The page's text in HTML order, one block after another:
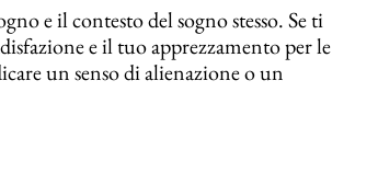
e il contesto del sogno stesso. Se ti
e il tuo apprezzamento per le
un senso di alienazione o un